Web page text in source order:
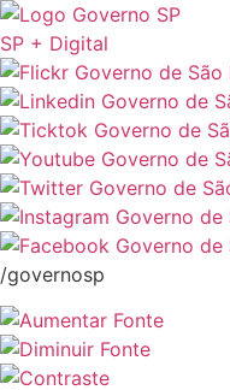
SP + Digital
/governosp